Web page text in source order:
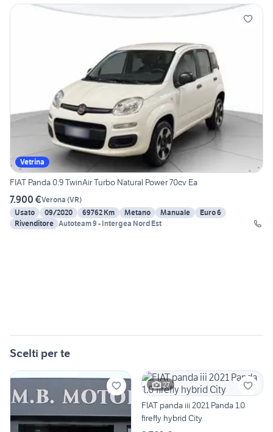
Vetrina
FIAT Panda 0.9 TwinAir Turbo Natural Power 70cv Ea
7.900 €Verona (VR)
Usato
09/2020 69762 Km Metano Manuale
Euro 6
Rivenditore Autoteam 9 - Intergea Nord Est
Scelti per te
27
FIAT panda iii 2021 Panda 1.0
firefly hybrid City